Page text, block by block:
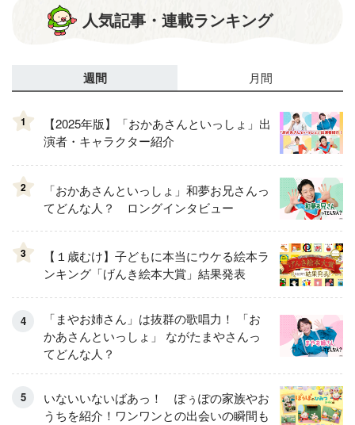
人気記事・連載ランキング
週間 月間
1
【2025年版】「おかあさんといっしょ」出
演者・キャラクター紹介
2
「おかあさんといっしょ」和夢お兄さんっ
てどんな人？ ロングインタビュー
3
【１歳むけ】子どもに本当にウケる絵本ラ
ンキング「げんき絵本大賞」結果発表
「まやお姉さん」は抜群の歌唱力！ 「お
かあさんといっしょ」 ながたまやさんっ
てどんな人？
いないいないばあっ！ ぽぅぽの家族やお
うちを紹介！ワンワンとの出会いの瞬間も